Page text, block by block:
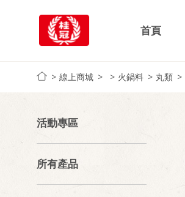
首頁
線上商城 火鍋料 丸類
活動專區
所有產品